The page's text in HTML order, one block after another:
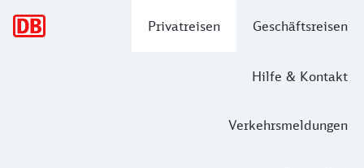
Privatreisen Geschäftsreisen
Hilfe & Kontakt
Verkehrsmeldungen